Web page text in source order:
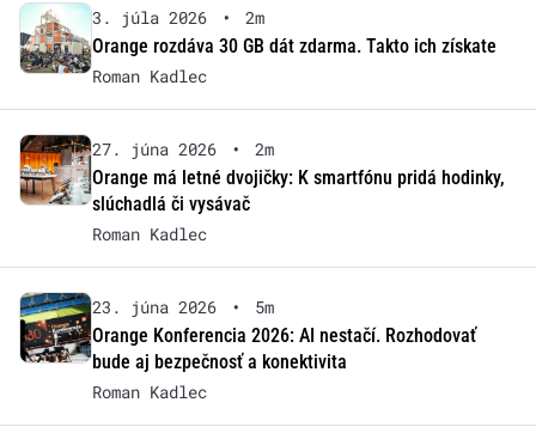
3. júla 2026 •
2m
Orange rozdáva 30 GB dát zdarma. Takto ich získate
Roman Kadlec
27. júna 2026 •
2m
Orange má letné dvojičky: K smartfónu pridá hodinky,
slúchadlá či vysávač
Roman Kadlec
23. júna 2026 •
5m
Orange Konferencia 2026: AI nestačí. Rozhodovať
bude aj bezpečnosť a konektivita
Roman Kadlec